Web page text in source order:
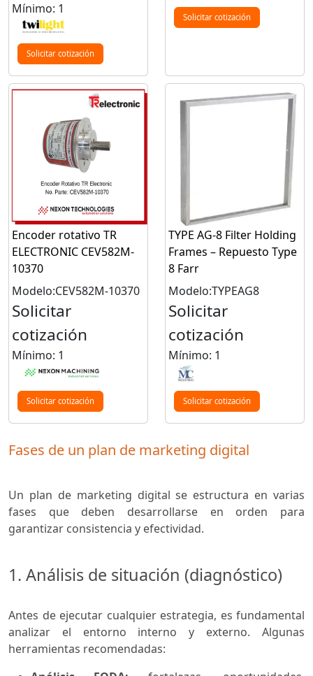
Mínimo: 1
Solicitar cotización
Solicitar cotización
Encoder rotativo TR
ELECTRONIC CEV582M-
10370
Modelo:CEV582M-10370
Solicitar
cotización
Mínimo: 1
Solicitar cotización
TYPE AG‑8 Filter Holding
Frames – Repuesto Type
8 Farr
Modelo:TYPEAG8
Solicitar
cotización
Mínimo: 1
Solicitar cotización
Fases de un plan de marketing digital
Un plan de marketing digital se estructura en varias
fases que deben desarrollarse en orden para
garantizar consistencia y efectividad.
1. Análisis de situación (diagnóstico)
Antes de ejecutar cualquier estrategia, es fundamental
analizar el entorno interno y externo. Algunas
herramientas recomendadas: